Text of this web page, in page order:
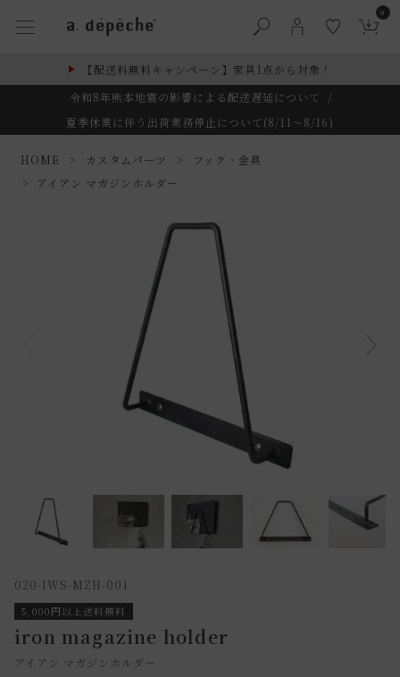
0
【配送料無料キャンペーン】家具1点から対象！
令和8年熊本地震の影響による配送遅延について
/
夏季休業に伴う出荷業務停止について(8/11～8/16)
HOME カスタムパーツ
フック・金具
アイアン マガジンホルダー
020-IWS-MZH-001
5,000円以上送料無料
iron magazine holder
アイアン マガジンホルダー